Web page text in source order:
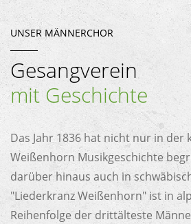
UNSER MÄNNERCHOR
Gesangverein
mit Geschichte
Das Jahr 1836 hat nicht nur in der
Weißenhorn Musikgeschichte
darüber hinaus auch in
"Liederkranz Weißenhorn" ist in
Reihenfolge der drittälteste